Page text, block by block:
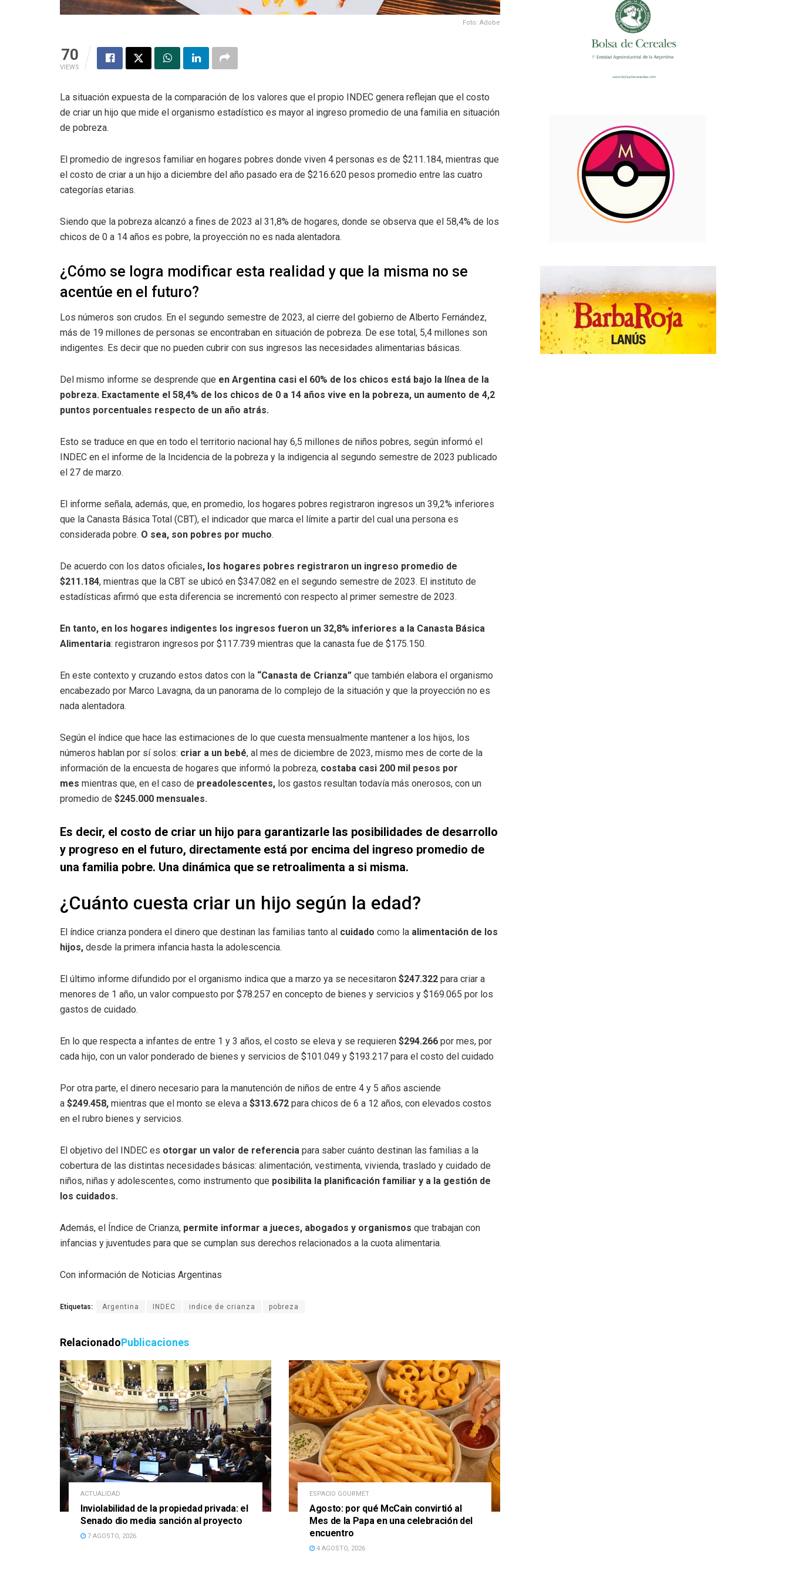
Foto: Adobe
70
VIEWS
La situación expuesta de la comparación de los valores que el propio INDEC genera reflejan que el costo
de criar un hijo que mide el organismo estadístico es mayor al ingreso promedio de una familia en situación
de pobreza.
El promedio de ingresos familiar en hogares pobres donde viven 4 personas es de $211.184, mientras que
el costo de criar a un hijo a diciembre del año pasado era de $216.620 pesos promedio entre las cuatro
categorías etarias.
Siendo que la pobreza alcanzó a fines de 2023 al 31,8% de hogares, donde se observa que el 58,4% de los
chicos de 0 a 14 años es pobre, la proyección no es nada alentadora.
¿Cómo se logra modificar esta realidad y que la misma no se
acentúe en el futuro?
Los números son crudos. En el segundo semestre de 2023, al cierre del gobierno de Alberto Fernández,
más de 19 millones de personas se encontraban en situación de pobreza. De ese total, 5,4 millones son
indigentes. Es decir que no pueden cubrir con sus ingresos las necesidades alimentarias básicas.
Del mismo informe se desprende que en Argentina casi el 60% de los chicos está bajo la línea de la
pobreza. Exactamente el 58,4% de los chicos de 0 a 14 años vive en la pobreza, un aumento de 4,2
puntos porcentuales respecto de un año atrás.
Esto se traduce en que en todo el territorio nacional hay 6,5 millones de niños pobres, según informó el
INDEC en el informe de la Incidencia de la pobreza y la indigencia al segundo semestre de 2023 publicado
el 27 de marzo.
El informe señala, además, que, en promedio, los hogares pobres registraron ingresos un 39,2% inferiores
que la Canasta Básica Total (CBT), el indicador que marca el límite a partir del cual una persona es
considerada pobre. O sea, son pobres por mucho.
De acuerdo con los datos oficiales, los hogares pobres registraron un ingreso promedio de
$211.184, mientras que la CBT se ubicó en $347.082 en el segundo semestre de 2023. El instituto de
estadísticas afirmó que esta diferencia se incrementó con respecto al primer semestre de 2023.
En tanto, en los hogares indigentes los ingresos fueron un 32,8% inferiores a la Canasta Básica
Alimentaria: registraron ingresos por $117.739 mientras que la canasta fue de $175.150.
En este contexto y cruzando estos datos con la “Canasta de Crianza” que también elabora el organismo
encabezado por Marco Lavagna, da un panorama de lo complejo de la situación y que la proyección no es
nada alentadora.
Según el índice que hace las estimaciones de lo que cuesta mensualmente mantener a los hijos, los
números hablan por sí solos: criar a un bebé, al mes de diciembre de 2023, mismo mes de corte de la
información de la encuesta de hogares que informó la pobreza, costaba casi 200 mil pesos por
mes mientras que, en el caso de preadolescentes, los gastos resultan todavía más onerosos, con un
promedio de $245.000 mensuales.
Es decir, el costo de criar un hijo para garantizarle las posibilidades de desarrollo
y progreso en el futuro, directamente está por encima del ingreso promedio de
una familia pobre. Una dinámica que se retroalimenta a si misma.
¿Cuánto cuesta criar un hijo según la edad?
El índice crianza pondera el dinero que destinan las familias tanto al cuidado como la alimentación de los
hijos, desde la primera infancia hasta la adolescencia.
El último informe difundido por el organismo indica que a marzo ya se necesitaron $247.322 para criar a
menores de 1 año, un valor compuesto por $78.257 en concepto de bienes y servicios y $169.065 por los
gastos de cuidado.
En lo que respecta a infantes de entre 1 y 3 años, el costo se eleva y se requieren $294.266 por mes, por
cada hijo, con un valor ponderado de bienes y servicios de $101.049 y $193.217 para el costo del cuidado
Por otra parte, el dinero necesario para la manutención de niños de entre 4 y 5 años asciende
a $249.458, mientras que el monto se eleva a $313.672 para chicos de 6 a 12 años, con elevados costos
en el rubro bienes y servicios.
El objetivo del INDEC es otorgar un valor de referencia para saber cuánto destinan las familias a la
cobertura de las distintas necesidades básicas: alimentación, vestimenta, vivienda, traslado y cuidado de
niños, niñas y adolescentes, como instrumento que posibilita la planificación familiar y a la gestión de
los cuidados.
Además, el Índice de Crianza, permite informar a jueces, abogados y organismos que trabajan con
infancias y juventudes para que se cumplan sus derechos relacionados a la cuota alimentaria.
Con información de Noticias Argentinas
Etiquetas: Argentina INDEC indice de crianza pobreza
RelacionadoPublicaciones
ACTUALIDAD
Inviolabilidad de la propiedad privada: el
Senado dio media sanción al proyecto
7 AGOSTO, 2026
ESPACIO GOURMET
Agosto: por qué McCain convirtió al
Mes de la Papa en una celebración del
encuentro
4 AGOSTO, 2026